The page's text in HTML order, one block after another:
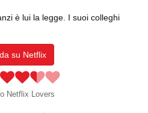
è lui la legge. I suoi colleghi
su Netflix
Netflix Lovers